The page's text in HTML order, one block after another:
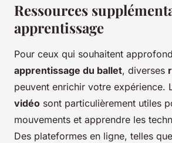
Ressources
apprentissage
Pour ceux qui souhaitent
apprentissage du ballet, diverses
peuvent enrichir votre expérience.
vidéo sont particulièrement utiles
mouvements et apprendre les
Des plateformes en ligne, telles